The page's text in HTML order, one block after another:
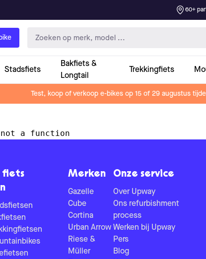
60+
Stadsfiets
Bakfiets &
Longtail
Trekkingfiets
Test, koop of verkoop e-bikes op 15 of 29 augustus
a function
fiets
Merken
Gazelle
Cube
Cortina
Urban Arrow
Riese &
Müller
Onze service
Over Upway
Ons refurbishment
process
Werken bij Upway
Pers
Blog